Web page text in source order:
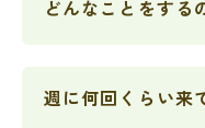
どんなことをする
週に何回くらい来